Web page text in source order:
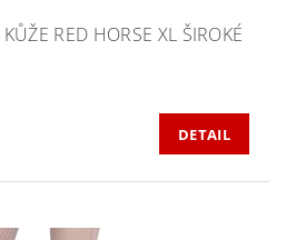
RED HORSE XL ŠIROKÉ
DETAIL